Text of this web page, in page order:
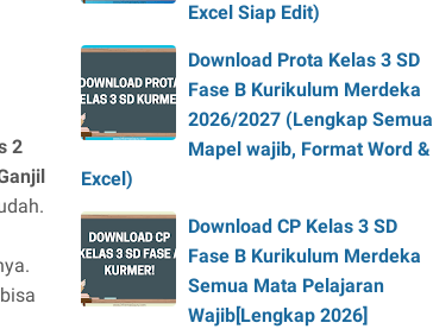
2
Excel Siap Edit)
Download Prota Kelas 3 SD
Fase B Kurikulum Merdeka
2026/2027 (Lengkap Semua
Mapel wajib, Format Word &
Excel)
Download CP Kelas 3 SD
Fase B Kurikulum Merdeka
Semua Mata Pelajaran
Wajib[Lengkap 2026]